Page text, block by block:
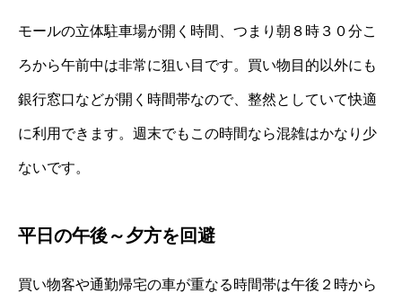
モールの立体駐車場が開く時間、つまり朝８時３０分こ
ろから午前中は非常に狙い目です。買い物目的以外にも
銀行窓口などが開く時間帯なので、整然としていて快適
に利用できます。週末でもこの時間なら混雑はかなり少
ないです。
平日の午後～夕方を回避
買い物客や通勤帰宅の車が重なる時間帯は午後２時から